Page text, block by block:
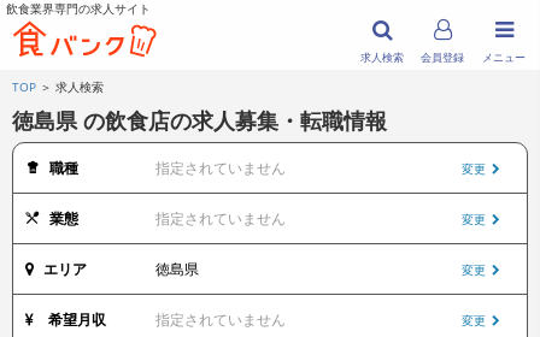
飲食業界専門の求人サイト
メニュー
求人検索 会員登録
TOP ＞ 求人検索
徳島県 の飲食店の求人募集・転職情報
職種 指定されていません 変更
業態 指定されていません 変更
エリア 徳島県 変更
希望月収 指定されていません 変更